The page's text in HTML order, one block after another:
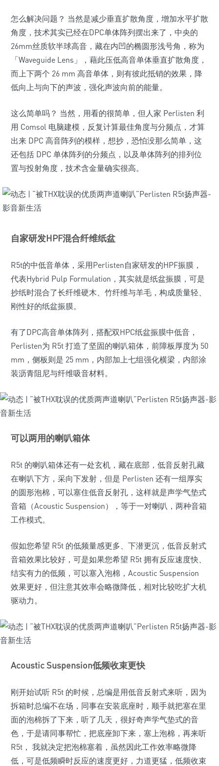
怎么解决问题？ 当然是减少垂直扩散角度，增加水平扩散
角度，技术其实已经在DPC单体阵列摆出来了，中央的
26mm丝质软半球高音，藏在内凹的椭圆形浅号角，称为
「Waveguide Lens」，藉此压低高音单体垂直扩散角度，
而上下两个 26 mm 高音单体，则有彼此抵销的效果，降
低向上与向下的声波，强化声波向前的能量。
这么简单吗？ 当然，用看的很简单，但人家 Perlisten 利
用 Comsol 电脑建模，反复计算最佳角度与分频点，才算
出来 DPC 高音阵列的模样，想抄，恐怕没那么简单，这
还包括 DPC 单体阵列的分频点，以及单体阵列的排列位
置与投射角度，技术含金量确实很高。
自家研发HPF混合纤维纸盆
R5t的中低音单体，采用Perlisten自家研发的HPF振膜，
代表Hybrid Pulp Formulation，其实就是纸盆振膜，可是
抄纸时混合了长纤维硬木、竹纤维与羊毛，构成质量轻、
刚性好的纸盆振膜。
有了DPC高音单体阵列，搭配双HPC纸盆振膜中低音，
Perlisten为 R5t 打造了坚固的喇叭箱体，前障板厚度为 50
mm，侧板则是 25 mm，内部加上七组强化横梁，内部涂
装沥青阻尼与纤维吸音材料。
可以两用的喇叭箱体
R5t 的喇叭箱体还有一处玄机，藏在底部，低音反射孔藏
在喇叭下方，采向下发射，但是 Perlisten 还有一组厚实
的圆形泡棉，可以塞住低音反射孔，这样就是声学气垫式
音箱（Acoustic Suspension），等于一对喇叭，两种音箱
工作模式。
假如您希望 R5t 的低频量感更多、下潜更沉，低音反射式
音箱效果比较好，可是如果您希望 R5t 拥有反应速度快、
结实有力的低频，可以塞入泡棉，Acoustic Suspension
效果更好，但注意其效率会略微降低，相对比较吃扩大机
驱动力。
Acoustic Suspension低频收束更快
刚开始试听 R5t 的时候，总编是用低音反射式来听，因为
拆箱时总编不在场，同事在安装底座时，顺手就把塞在里
面的泡棉拆了下来，听了几天，很好奇声学气垫式的音
色，于是请同事帮忙，把底座卸下来，塞上泡棉，再来听
R5t， 我就决定把泡棉塞着，虽然因此工作效率略微降
低，可是低频瞬时反应的速度更好，力道更猛，低频收束